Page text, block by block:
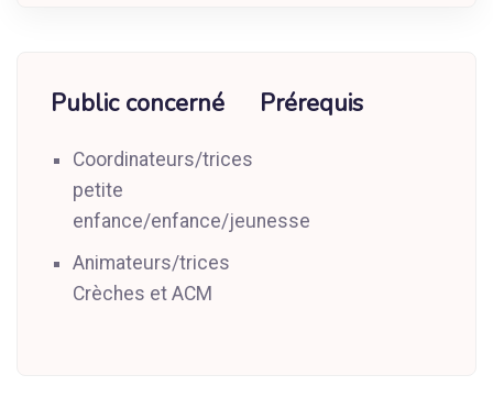
Public concerné
Coordinateurs/trices
petite
enfance/enfance/jeunesse
Animateurs/trices
Crèches et ACM
Prérequis